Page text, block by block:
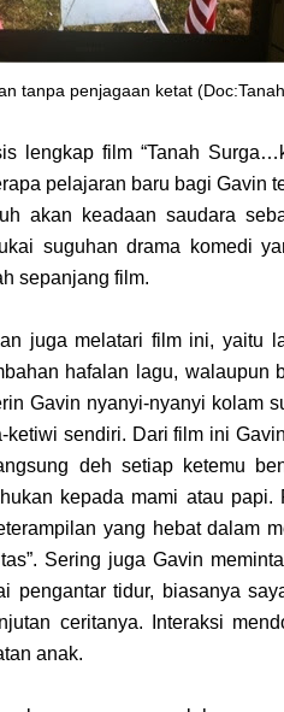
tanpa penjagaan ketat
lengkap film “Tanah
pelajaran baru bagi Gavin
akan keadaan saudara
suguhan drama komedi
sepanjang film.
juga melatari film ini, yaitu
hafalan lagu, walaupun
Gavin nyanyi-nyanyi kolam
sendiri. Dari film ini
deh setiap ketemu
kepada mami atau
yang hebat dalam
Sering juga Gavin
pengantar tidur, biasanya
ceritanya. Interaksi
anak.